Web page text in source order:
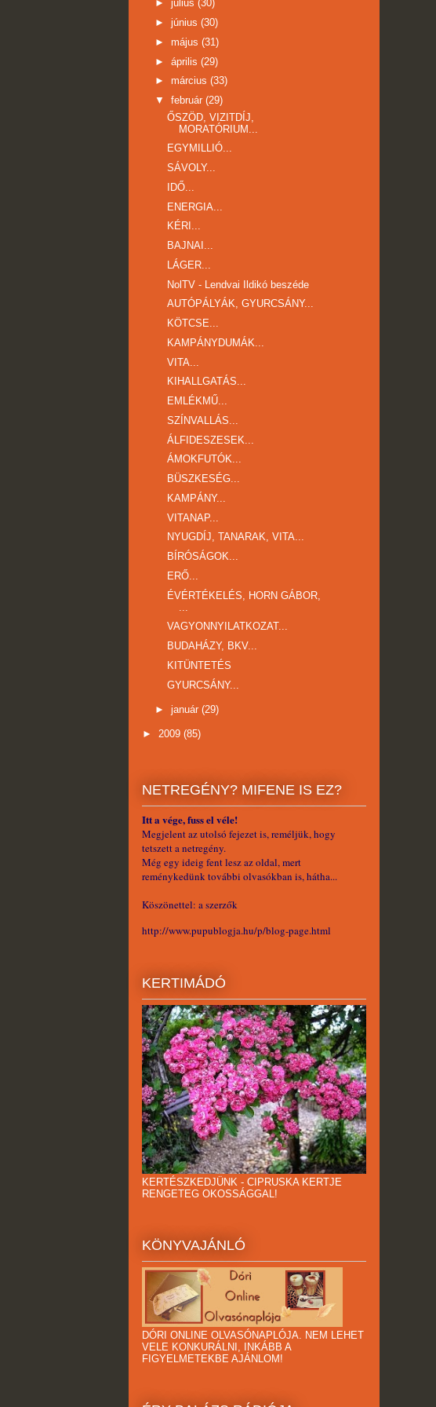
► július (30)
► június (30)
► május (31)
► április (29)
► március (33)
▼ február (29)
ŐSZÖD, VIZITDÍJ,
MORATÓRIUM...
EGYMILLIÓ...
SÁVOLY...
IDŐ...
ENERGIA...
KÉRI...
BAJNAI...
LÁGER...
NolTV - Lendvai Ildikó beszéde
AUTÓPÁLYÁK, GYURCSÁNY...
KÖTCSE...
KAMPÁNYDUMÁK...
VITA...
KIHALLGATÁS...
EMLÉKMŰ...
SZÍNVALLÁS...
ÁLFIDESZESEK...
ÁMOKFUTÓK...
BÜSZKESÉG...
KAMPÁNY...
VITANAP...
NYUGDÍJ, TANARAK, VITA...
BÍRÓSÁGOK...
ERŐ...
ÉVÉRTÉKELÉS, HORN GÁBOR,
VAGYONNYILATKOZAT...
BUDAHÁZY, BKV...
KITÜNTETÉS
GYURCSÁNY...
► január (29)
► 2009 (85)
NETREGÉNY? MIFENE IS EZ?
Itt a vége, fuss el véle!
Megjelent az utolsó fejezet is, reméljük, hogy
tetszett a netregény.
Még egy ideig fent lesz az oldal, mert
reménykedünk további olvasókban is, hátha...
Köszönettel: a szerzők
http://www.pupublogja.hu/p/blog-page.html
KERTIMÁDÓ
KERTÉSZKEDJÜNK - CIPRUSKA KERTJE
RENGETEG OKOSSÁGGAL!
KÖNYVAJÁNLÓ
DÓRI ONLINE OLVASÓNAPLÓJA. NEM LEHET
VELE KONKURÁLNI, INKÁBB A
FIGYELMETEKBE AJÁNLOM!